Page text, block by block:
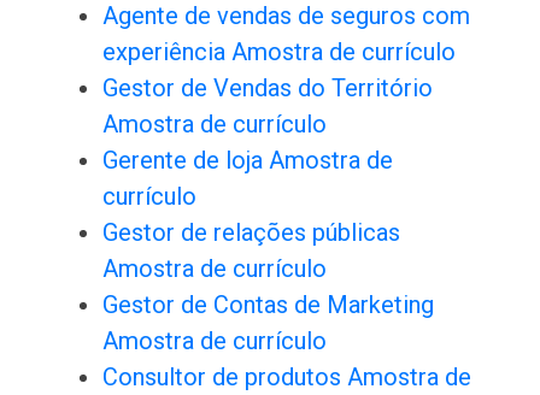
Agente de vendas de seguros com
experiência Amostra de currículo
Gestor de Vendas do Território
Amostra de currículo
Gerente de loja Amostra de
currículo
Gestor de relações públicas
Amostra de currículo
Gestor de Contas de Marketing
Amostra de currículo
Consultor de produtos Amostra de